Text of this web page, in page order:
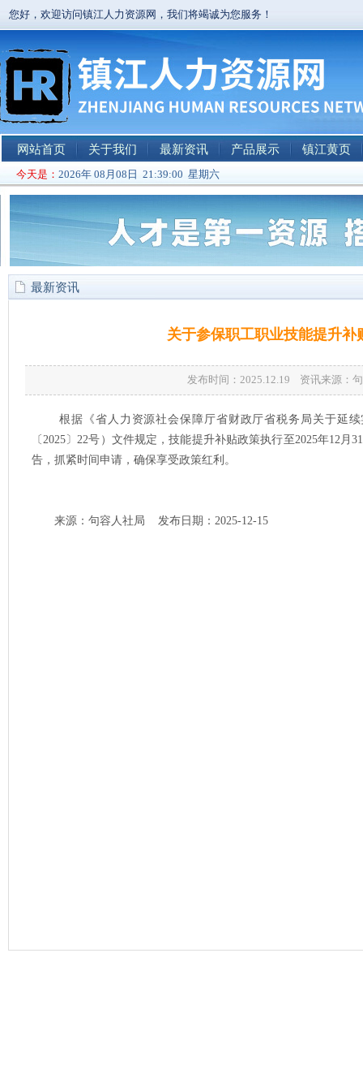
您好，欢迎访问镇江人力资源网，我们将竭诚为您服务！
网站首页 关于我们 最新资讯 产品展示 镇江黄页
今天是： 2026年 08月08日 21:39:01 星期六
最新资讯
关于参保职工职业技能提升补
发布时间：2025.12.19 资讯来源：
根据《省人力资源社会保障厅省财政厅省税务局关于延续
〔2025〕22号）文件规定，技能提升补贴政策执行至2025年12
告，抓紧时间申请，确保享受政策红利。
来源：句容人社局 发布日期：2025-12-15